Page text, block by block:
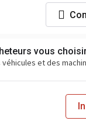
vous
et des